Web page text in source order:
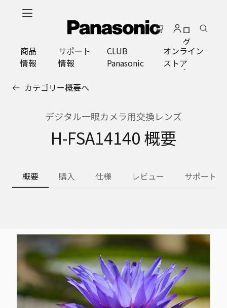
ロ
グ
イ
ン
商品
情報
サポート
情報
CLUB
Panasonic
オンライン
ストア
カテゴリー概要へ
デジタル一眼カメラ用交換レンズ
H-FSA14140 概要
概要 購入 仕様 レビュー サポート